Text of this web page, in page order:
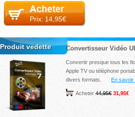
Prix: 14,95€
Produit vedette Convertisseur Vidéo
Convertir presque tous les
Apple TV ou téléphone
divers formats.
En savoir
Acheter 44,95€ 31,95€